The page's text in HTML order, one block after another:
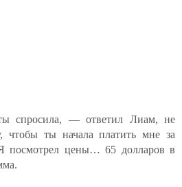
спросила, — ответил Лиам, не
ты начала платить мне за
посмотрел цены… 65 долларов в